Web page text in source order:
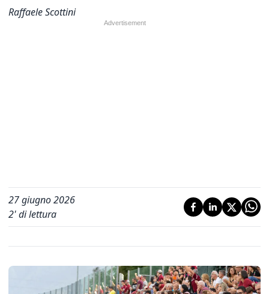
Raffaele Scottini
27 giugno 2026
2' di lettura